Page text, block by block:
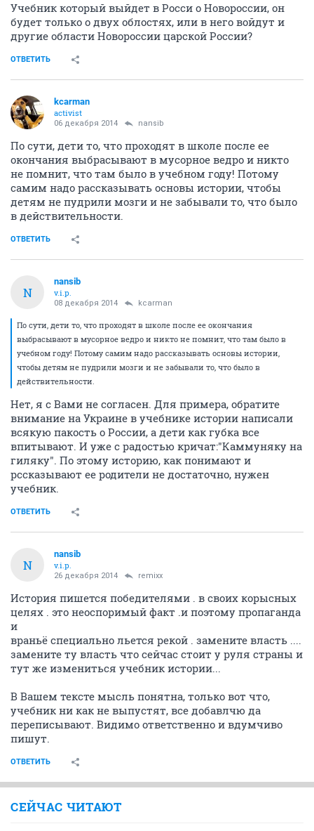
Учебник который выйдет в Росси о Новороссии, он
будет только о двух облостях, или в него войдут и
другие области Новороссии царской России?
ОТВЕТИТЬ
kcarman
activist
06 декабря 2014 nansib
По сути, дети то, что проходят в школе после ее
окончания выбрасывают в мусорное ведро и никто
не помнит, что там было в учебном году! Потому
самим надо рассказывать основы истории, чтобы
детям не пудрили мозги и не забывали то, что было
в действительности.
ОТВЕТИТЬ
N
nansib
v.i.p.
08 декабря 2014 kcarman
По сути, дети то, что проходят в школе после ее окончания
выбрасывают в мусорное ведро и никто не помнит, что там было в
учебном году! Потому самим надо рассказывать основы истории,
чтобы детям не пудрили мозги и не забывали то, что было в
действительности.
Нет, я с Вами не согласен. Для примера, обратите
внимание на Украине в учебнике истории написали
всякую пакость о России, а дети как губка все
впитывают. И уже с радостью кричат:"Каммуняку на
гиляку". По этому историю, как понимают и
рссказывают ее родители не достаточно, нужен
учебник.
ОТВЕТИТЬ
N
nansib
v.i.p.
26 декабря 2014 remixx
История пишется победителями . в своих корысных
целях . это неоспоримый факт .и поэтому пропаганда
и
враньё специально льется рекой . замените власть ....
замените ту власть что сейчас стоит у руля страны и
тут же измениться учебник истории...
В Вашем тексте мысль понятна, только вот что,
учебник ни как не выпустят, все добавлчю да
переписывают. Видимо ответственно и вдумчиво
пишут.
ОТВЕТИТЬ
СЕЙЧАС ЧИТАЮТ